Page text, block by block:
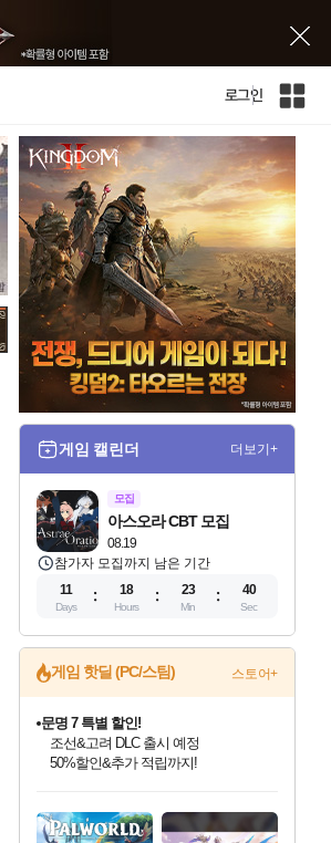
로그인
인
사
이
트
맵
게임 캘린더 더보기+
모집
08.19
아스오라 CBT 모집
참가자 모집까지 남은 기간
11
Days
18
Hours
23
Min
39
Sec
게임 핫딜 (PC/스팀) 스토어+
최대 90% 할인가를 만나보세요!
네이버혜택과 함께 만나보세요!
문명 7 특별 할인!
조선&고려 DLC 출시 예정
50%할인&추가 적립까지!
네이버 포인트 혜택까지!
이니&베니 혜택까지!
네이버 혜택가와 함께 예약하세요!
할인&네이버혜택으로 만나보세요!
네이버페이 혜택과 만나보세요!
40주년 프로모션으로 만나보세요!
할인가에 만나보세요!
일부 에디션 상시 할인!
혜택으로 예약 판매 중
편안하게 충전하세요